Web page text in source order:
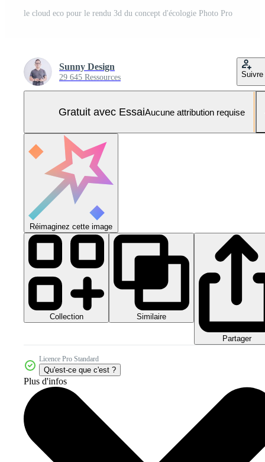
le cloud eco pour le rendu 3d du concept d'écologie Photo Pro
Sunny Design
29 645 Ressources Suivre
Gratuit avec EssaiAucune attribution requise
Réimaginez cette image
Collection Similaire
Partager
Licence Pro Standard
Qu'est-ce que c'est ?
Plus d'infos